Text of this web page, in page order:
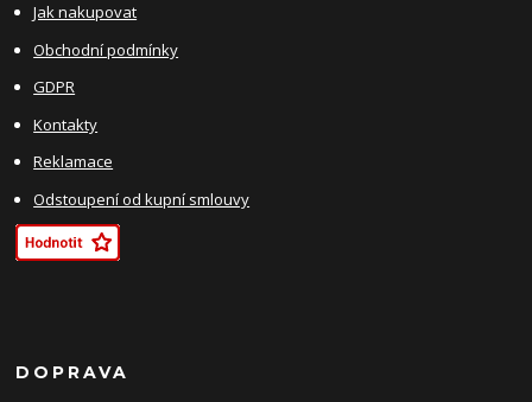
Jak nakupovat
Obchodní podmínky
GDPR
Kontakty
Reklamace
Odstoupení od kupní smlouvy
DOPRAVA